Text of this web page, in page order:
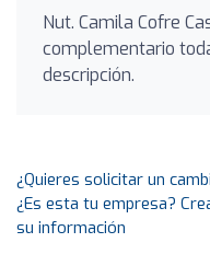
Nut. Camila Cofre
complementario
descripción.
¿Quieres solicitar un
¿Es esta tu empresa?
su información